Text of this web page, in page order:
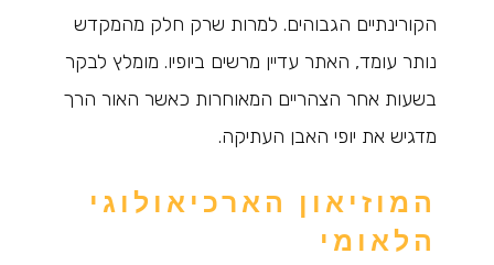
הקורינתיים הגבוהים. למרות שרק חלק מהמקדש
נותר עומד, האתר עדיין מרשים ביופיו. מומלץ לבקר
בשעות אחר הצהריים המאוחרות כאשר האור הרך
מדגיש את יופי האבן העתיקה.
המוזיאון הארכיאולוגי
הלאומי